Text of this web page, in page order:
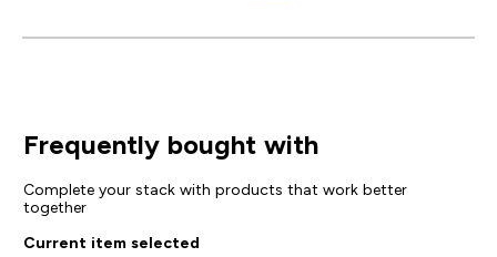
Frequently bought with
Complete your stack with products that work better
together
Current item selected